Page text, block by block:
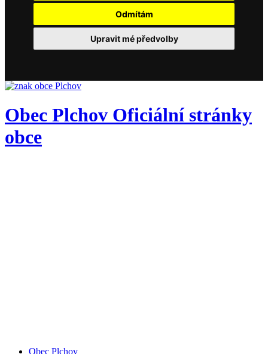
Odmítám
Upravit mé předvolby
Obec Plchov Oficiální stránky
obce
Obec Plchov